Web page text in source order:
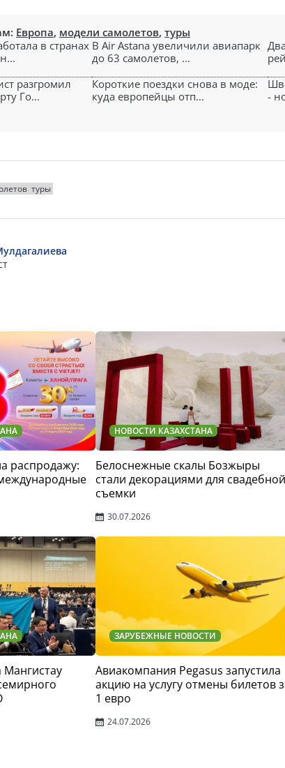
Европа, модели самолетов, туры
в странах В Air Astana увеличили авиапарк
до 63 самолетов, ...
разгромил
Го...
Короткие поездки снова в моде:
куда европейцы отп...
-
туры
распродажу:
НОВОСТИ КАЗАХСТАНА
Белоснежные скалы Бозжыры
стали декорациями для свадебной
съемки
30.07.2026
Мангистау
ЗАРУБЕЖНЫЕ НОВОСТИ
Авиакомпания Pegasus запустила
акцию на услугу отмены билетов
1 евро
24.07.2026